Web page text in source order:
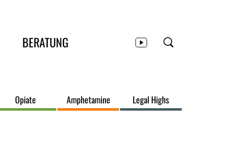
BERATUNG
Opiate Amphetamine Legal Highs